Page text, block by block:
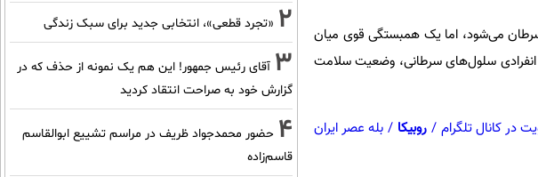
می‌شود، اما یک همبستگی قوی میان
سلول‌های سرطانی، وضعیت سلامت
در کانال تلگرام / روبیکا / بله عصر ایران
2 «تجرد قطعی»، انتخابی جدید برای سبک زندگی
3 آقای رئیس جمهور! این هم یک نمونه از حذف که در
گزارش خود به صراحت انتقاد کردید
4 حضور محمدجواد ظریف در مراسم تشییع ابوالقاسم
قاسم‌زاده